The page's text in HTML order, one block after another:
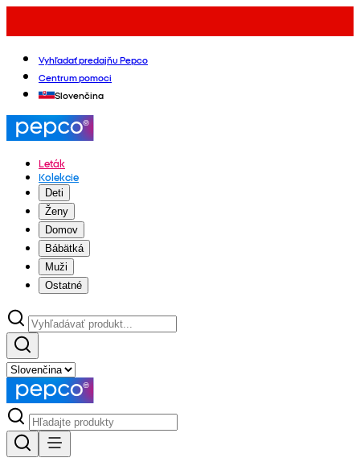
Vyhľadať predajňu Pepco
Centrum pomoci
Slovenčina
Leták
Kolekcie
Deti
Ženy
Domov
Bábätká
Muži
Ostatné